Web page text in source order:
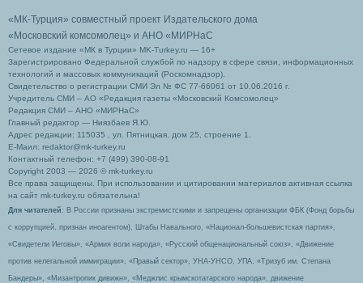
«МК-Турция» совместный проект Издательского дома
«Московский комсомолец» и АНО «МИРНаС
Сетевое издание «МК в Турции» MK-Turkey.ru — 16+
Зарегистрировано Федеральной службой по надзору в сфере связи, информационных
технологий и массовых коммуникаций (Роскомнадзор).
Свидетельство о регистрации СМИ Эл № ФС 77-66061 от 10.06.2016 г.
Учредитель СМИ – АО «Редакция газеты «Московский Комсомолец»
Редакция СМИ – АНО «МИРНаС»
Главный редактор — Ниязбаев Я.Ю.
Адрес редакции: 115035 , ул. Пятницкая, дом 25, строение 1.
Е-Маил: redaktor@mk-turkey.ru
Контактный телефон: +7 (499) 390-08-91
Copyright 2003 — 2026 © mk-turkey.ru
Все права защищены. При использовании и цитировании материалов активная ссылка
на сайт mk-turkey.ru обязательна!
Для читателей : В России признаны экстремистскими и запрещены организации ФБК (Фонд борьбы
с коррупцией, признан иноагентом), Штабы Навального, «Национал-большевистская партия»,
«Свидетели Иеговы», «Армия воли народа», «Русский общенациональный союз», «Движение
против нелегальной иммиграции», «Правый сектор», УНА-УНСО, УПА, «Тризуб им. Степана
Бандеры», «Мизантропик дивижн», «Меджлис крымскотатарского народа», движение